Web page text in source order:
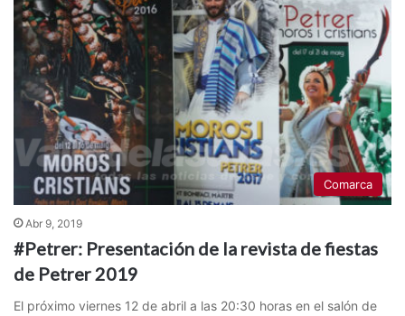
Comarca
Abr 9, 2019
#Petrer: Presentación de la revista de fiestas
de Petrer 2019
El próximo viernes 12 de abril a las 20:30 horas en el salón de